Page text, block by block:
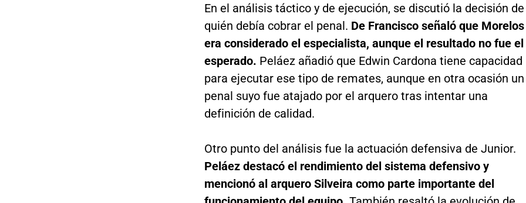
En el análisis táctico y de ejecución, se discutió la decisión de
quién debía cobrar el penal. De Francisco señaló que Morelos
era considerado el especialista, aunque el resultado no fue el
esperado. Peláez añadió que Edwin Cardona tiene capacidad
para ejecutar ese tipo de remates, aunque en otra ocasión un
penal suyo fue atajado por el arquero tras intentar una
definición de calidad.
Otro punto del análisis fue la actuación defensiva de Junior.
Peláez destacó el rendimiento del sistema defensivo y
mencionó al arquero Silveira como parte importante del